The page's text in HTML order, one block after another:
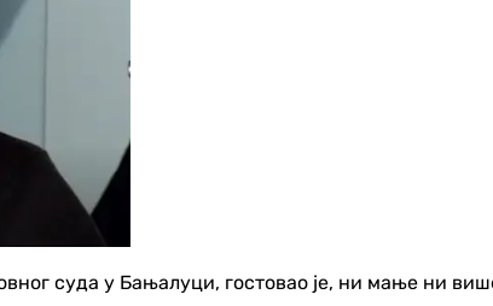
суда у Бањалуци, гостовао је, ни мање ни